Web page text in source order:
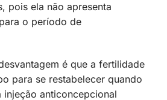
pois ela não apresenta
o período de
é que a fertilidade
para se restabelecer quando
anticoncepcional